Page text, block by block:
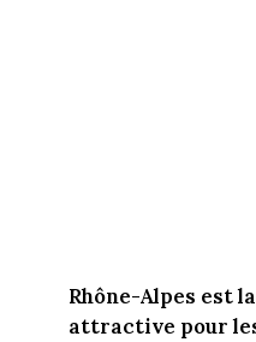
Rhône-Alpes est
attractive pour